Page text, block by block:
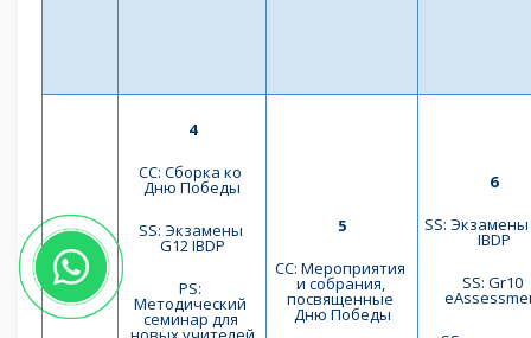
4
СС: Сборка ко
Дню Победы
SS: Экзамены
G12 IBDP
PS:
Методический
семинар для
5
СС: Мероприятия
и собрания,
посвященные
Дню Победы
6
SS: Экзамены
IBDP
SS: Gr10